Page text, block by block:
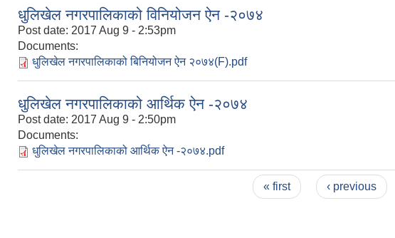
धुलिखेल नगरपालिकाको विनियोजन ऐन -२०७४
Post date: 2017 Aug 9 - 2:53pm
Documents:
धुलिखेल नगरपालिकाको बिनियोजन ऐन २०७४(F).pdf
धुलिखेल नगरपालिकाको आर्थिक ऐन -२०७४
Post date: 2017 Aug 9 - 2:50pm
Documents:
धुलिखेल नगरपालिकाको आर्थिक ऐन -२०७४.pdf
« first ‹ previous